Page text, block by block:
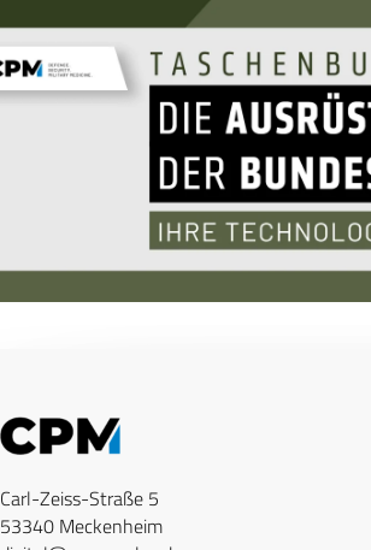
Carl-Zeiss-Straße 5
53340 Meckenheim